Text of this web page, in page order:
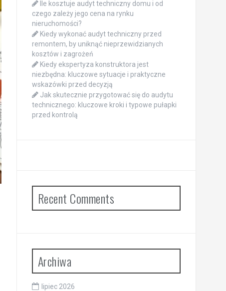
Ile kosztuje audyt techniczny domu i od
czego zależy jego cena na rynku
nieruchomości?
Kiedy wykonać audyt techniczny przed
remontem, by uniknąć nieprzewidzianych
kosztów i zagrożeń
Kiedy ekspertyza konstruktora jest
niezbędna: kluczowe sytuacje i praktyczne
wskazówki przed decyzją
Jak skutecznie przygotować się do audytu
technicznego: kluczowe kroki i typowe pułapki
przed kontrolą
Recent Comments
Archiwa
lipiec 2026